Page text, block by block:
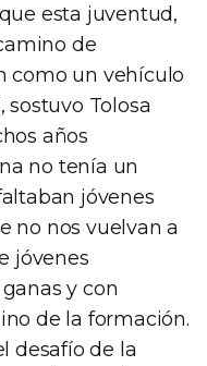
esta juventud,
de
como un vehículo
sostuvo Tolosa
años
no tenía un
jóvenes
no nos vuelvan a
jóvenes
y con
de la formación.
desafío de la